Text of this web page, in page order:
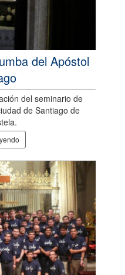
del Apóstol
del seminario de
de Santiago de